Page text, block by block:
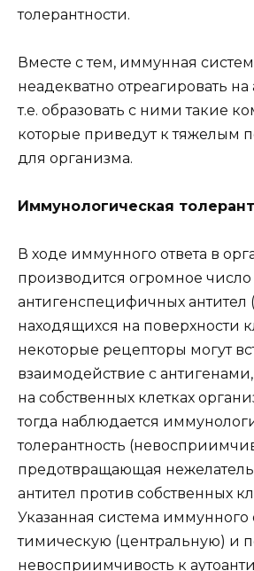
толерантности.
Вместе с тем, иммунная
неадекватно отреагировать на
т.е. образовать с ними такие
которые приведут к тяжелым
для организма.
Иммунологическая
В ходе иммунного ответа в
производится огромное число
антигенспецифичных антител
находящихся на поверхности
некоторые рецепторы могут
взаимодействие с
на собственных клетках
тогда наблюдается
толерантность
предотвращающая
антител против собственных
Указанная система иммунного
тимическую (центральную) и
невосприимчивость к